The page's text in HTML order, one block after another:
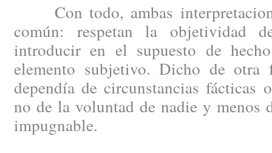
Con todo, ambas
común: respetan la objetividad
introducir en el supuesto de
elemento subjetivo. Dicho de otra
dependía de circunstancias fácticas
no de la voluntad de nadie y menos
impugnable.